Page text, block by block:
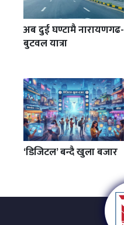
अब दुई घण्टामै नारायणगढ-
बुटवल यात्रा
‘डिजिटल’ बन्दै खुला बजार